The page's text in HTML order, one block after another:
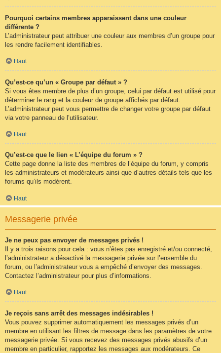
Pourquoi certains membres apparaissent dans une couleur
différente ?
L’administrateur peut attribuer une couleur aux membres d’un groupe pour
les rendre facilement identifiables.
Haut
Qu’est-ce qu’un « Groupe par défaut » ?
Si vous êtes membre de plus d’un groupe, celui par défaut est utilisé pour
déterminer le rang et la couleur de groupe affichés par défaut.
L’administrateur peut vous permettre de changer votre groupe par défaut
via votre panneau de l’utilisateur.
Haut
Qu’est-ce que le lien « L’équipe du forum » ?
Cette page donne la liste des membres de l’équipe du forum, y compris
les administrateurs et modérateurs ainsi que d’autres détails tels que les
forums qu’ils modèrent.
Haut
Messagerie privée
Je ne peux pas envoyer de messages privés !
Il y a trois raisons pour cela : vous n’êtes pas enregistré et/ou connecté,
l’administrateur a désactivé la messagerie privée sur l’ensemble du
forum, ou l’administrateur vous a empêché d’envoyer des messages.
Contactez l’administrateur pour plus d’informations.
Haut
Je reçois sans arrêt des messages indésirables !
Vous pouvez supprimer automatiquement les messages privés d’un
membre en utilisant les filtres de message dans les paramètres de votre
messagerie privée. Si vous recevez des messages privés abusifs d’un
membre en particulier, rapportez les messages aux modérateurs. Ce